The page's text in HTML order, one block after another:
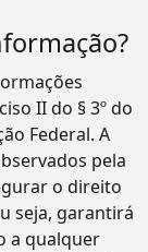
II do § 3º do
Federal. A
pela
o direito
seja, garantirá
a qualquer